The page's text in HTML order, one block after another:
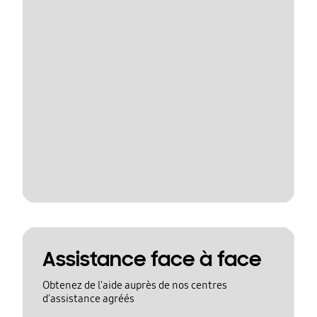
Assistance face à face
Obtenez de l'aide auprès de nos centres
d'assistance agréés